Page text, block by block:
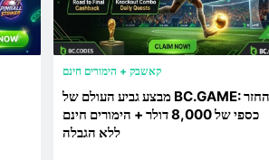
קאשבק + הימורים חינם
מבצע גביע העולם של BC.GAME: החזר
כספי של 8,000 דולר + הימורים חינם
ללא הגבלה